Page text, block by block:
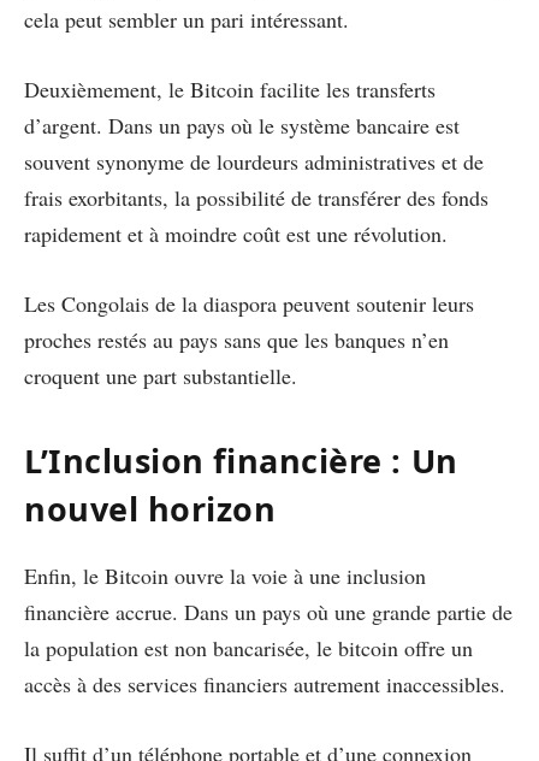
cela peut sembler un pari intéressant.
Deuxièmement, le Bitcoin facilite les transferts
d’argent. Dans un pays où le système bancaire est
souvent synonyme de lourdeurs administratives et de
frais exorbitants, la possibilité de transférer des fonds
rapidement et à moindre coût est une révolution.
Les Congolais de la diaspora peuvent soutenir leurs
proches restés au pays sans que les banques n’en
croquent une part substantielle.
L’Inclusion financière : Un
nouvel horizon
Enfin, le Bitcoin ouvre la voie à une inclusion
financière accrue. Dans un pays où une grande partie de
la population est non bancarisée, le bitcoin offre un
accès à des services financiers autrement inaccessibles.
Il suffit d’un téléphone portable et d’une connexion